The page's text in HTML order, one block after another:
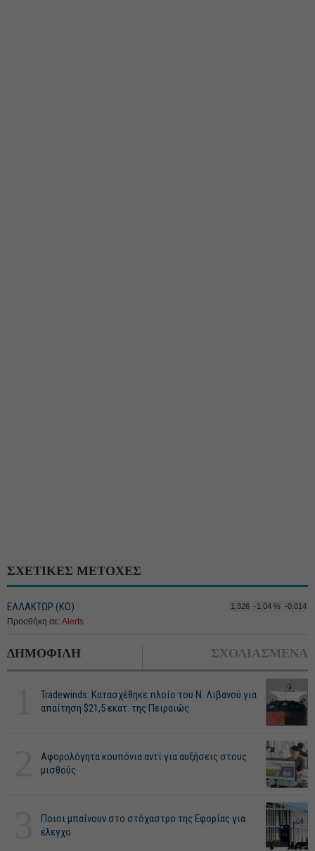
ΣΧΕΤΙΚΕΣ ΜΕΤΟΧΕΣ
ΕΛΛΑΚΤΩΡ (ΚΟ) 1,326 -1,04 % -0,014
Προσθήκη σε: Alerts
ΔΗΜΟΦΙΛΗ ΣΧΟΛΙΑΣΜΕΝΑ
Tradewinds: Κατασχέθηκε πλοίο του Ν. Λιβανού για
απαίτηση $21,5 εκατ. της Πειραιώς
Αφορολόγητα κουπόνια αντί για αυξήσεις στους
μισθούς
Ποιοι μπαίνουν στο στόχαστρο της Εφορίας για
έλεγχο